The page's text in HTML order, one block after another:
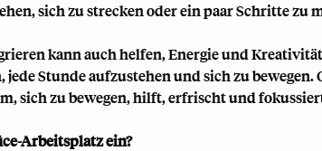
sich zu strecken oder ein paar Schritte zu
kann auch helfen, Energie und
Stunde aufzustehen und sich zu
sich zu bewegen, hilft, erfrischt und
Arbeitsplatz ein?